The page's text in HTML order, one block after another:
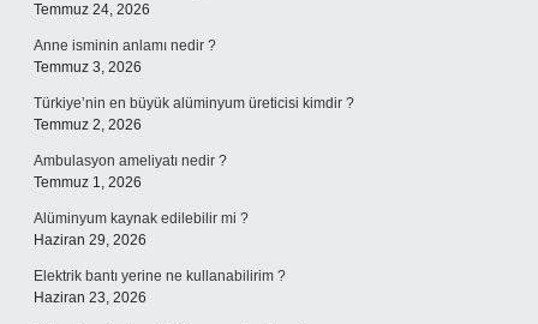
Temmuz 24, 2026
Anne isminin anlamı nedir ?
Temmuz 3, 2026
Türkiye’nin en büyük alüminyum üreticisi kimdir ?
Temmuz 2, 2026
Ambulasyon ameliyatı nedir ?
Temmuz 1, 2026
Alüminyum kaynak edilebilir mi ?
Haziran 29, 2026
Elektrik bantı yerine ne kullanabilirim ?
Haziran 23, 2026